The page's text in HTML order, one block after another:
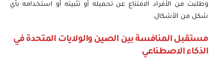
وطلبت من الأفراد الامتناع عن تحميله أو تثبيته أو استخدامه بأي
شكل من الأشكال.
مستقبل المنافسة بين الصين والولايات المتحدة في
الذكاء الاصطناعي